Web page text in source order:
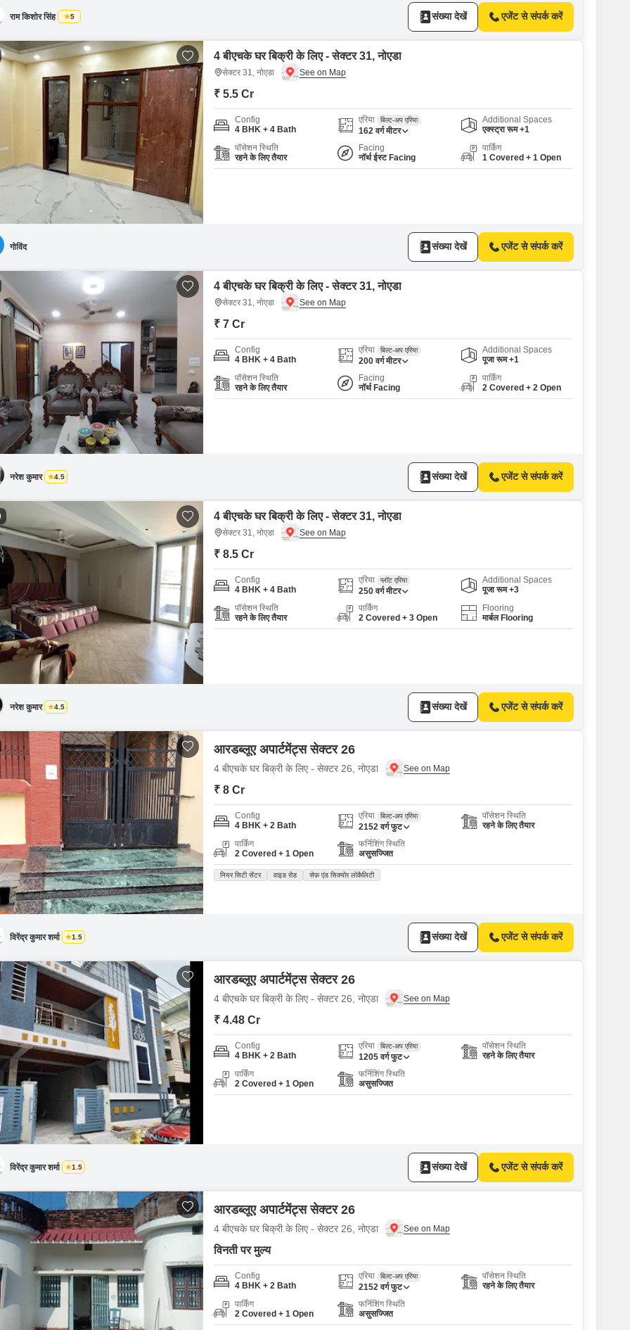
राम किशोर सिंह 5 संख्या देखें एजेंट से संपर्क करें
4 बीएचके घर बिक्री के लिए - सेक्टर 31, नोएडा
सेक्टर 31, नोएडा
₹ 5.5 Cr
Config
4 BHK + 4 Bath
एरिया बिल्ट-अप एरिया
162 वर्ग मीटर
Additional Spaces
एक्स्ट्रा रूम +1
पॉसेशन स्थिति
रहने के लिए तैयार
Facing
नॉर्थ ईस्ट Facing
पार्किंग
1 Covered + 1 Open
गोविंद संख्या देखें एजेंट से संपर्क करें
4 बीएचके घर बिक्री के लिए - सेक्टर 31, नोएडा
सेक्टर 31, नोएडा
₹ 7 Cr
Config
4 BHK + 4 Bath
एरिया बिल्ट-अप एरिया
200 वर्ग मीटर
Additional Spaces
पूजा रूम +1
पॉसेशन स्थिति
रहने के लिए तैयार
Facing
नॉर्थ Facing
पार्किंग
2 Covered + 2 Open
नरेश कुमार 4.5 संख्या देखें एजेंट से संपर्क करें
4 बीएचके घर बिक्री के लिए - सेक्टर 31, नोएडा
सेक्टर 31, नोएडा
₹ 8.5 Cr
Config
4 BHK + 4 Bath
एरिया प्लॉट एरिया
250 वर्ग मीटर
Additional Spaces
पूजा रूम +3
पॉसेशन स्थिति
रहने के लिए तैयार
पार्किंग
2 Covered + 3 Open
Flooring
मार्बल Flooring
नरेश कुमार 4.5 संख्या देखें एजेंट से संपर्क करें
आरडब्लूए अपार्टमेंट्स सेक्टर 26
4 बीएचके घर बिक्री के लिए - सेक्टर 26, नोएडा
₹ 8 Cr
Config
4 BHK + 2 Bath
एरिया बिल्ट-अप एरिया
2152 वर्ग फुट
पॉसेशन स्थिति
रहने के लिए तैयार
पार्किंग
2 Covered + 1 Open
फर्निशिंग स्थिति
असुसज्जित
नियर सिटी सेंटर वाइड रोड सेफ़ एंड सिक्योर लोकैलिटी
विरेंद्र कुमार शर्मा 1.5 संख्या देखें एजेंट से संपर्क करें
आरडब्लूए अपार्टमेंट्स सेक्टर 26
4 बीएचके घर बिक्री के लिए - सेक्टर 26, नोएडा
₹ 4.48 Cr
Config
4 BHK + 2 Bath
एरिया बिल्ट-अप एरिया
1205 वर्ग फुट
पॉसेशन स्थिति
रहने के लिए तैयार
पार्किंग
2 Covered + 1 Open
फर्निशिंग स्थिति
असुसज्जित
विरेंद्र कुमार शर्मा 1.5 संख्या देखें एजेंट से संपर्क करें
आरडब्लूए अपार्टमेंट्स सेक्टर 26
4 बीएचके घर बिक्री के लिए - सेक्टर 26, नोएडा
विनती पर मुल्य
Config
4 BHK + 2 Bath
एरिया बिल्ट-अप एरिया
2152 वर्ग फुट
पॉसेशन स्थिति
रहने के लिए तैयार
पार्किंग
2 Covered + 1 Open
फर्निशिंग स्थिति
असुसज्जित